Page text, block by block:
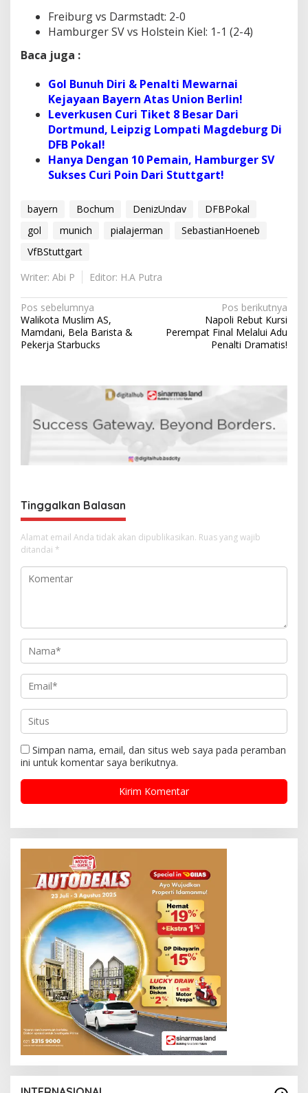
Freiburg vs Darmstadt: 2-0
Hamburger SV vs Holstein Kiel: 1-1 (2-4)
Baca juga :
Gol Bunuh Diri & Penalti Mewarnai
Kejayaan Bayern Atas Union Berlin!
Leverkusen Curi Tiket 8 Besar Dari
Dortmund, Leipzig Lompati Magdeburg Di
DFB Pokal!
Hanya Dengan 10 Pemain, Hamburger SV
Sukses Curi Poin Dari Stuttgart!
bayern Bochum DenizUndav
DFBPokal
gol
munich pialajerman
SebastianHoeneb
VfBStuttgart
Writer: Abi P
Editor: H.A Putra
N
a
v
g
p
s
Pos sebelumnya
Walikota Muslim AS,
Mamdani, Bela Barista &
Pekerja Starbucks
Pos berikutnya
Napoli Rebut Kursi
Perempat Final Melalui Adu
Penalti Dramatis!
Tinggalkan Balasan
Alamat email Anda tidak akan dipublikasikan. Ruas yang wajib
ditandai *
Simpan nama, email, dan situs web saya pada peramban
ini untuk komentar saya berikutnya.